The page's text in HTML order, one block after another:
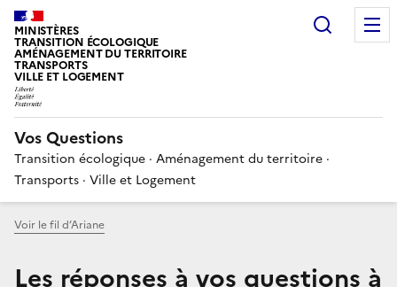
MINISTÈRES
TRANSITION ÉCOLOGIQUE
AMÉNAGEMENT DU TERRITOIRE
TRANSPORTS
VILLE ET LOGEMENT
Vos Questions
Transition écologique · Aménagement du territoire ·
Transports · Ville et Logement
Voir le fil d’Ariane
Les réponses à vos questions à